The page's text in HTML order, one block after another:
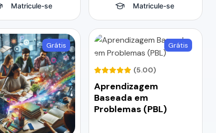
Matricule-se Matricule-se
Grátis Grátis
(5.00)
Aprendizagem
Baseada em
Problemas (PBL)